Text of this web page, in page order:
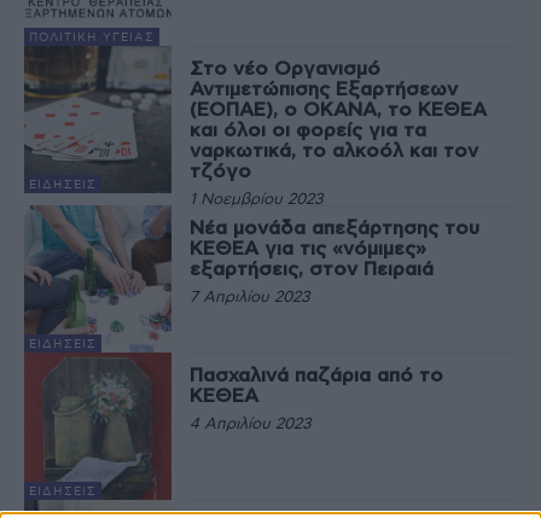
ΠΟΛΙΤΙΚΉ ΥΓΕΊΑΣ
ΕΙΔΉΣΕΙΣ
Στο νέο Οργανισμό
Αντιμετώπισης Εξαρτήσεων
(ΕΟΠΑΕ), ο ΟΚΑΝΑ, το ΚΕΘΕΑ
και όλοι οι φορείς για τα
ναρκωτικά, το αλκοόλ και τον
τζόγο
1 Νοεμβρίου 2023
ΕΙΔΉΣΕΙΣ
Νέα μονάδα απεξάρτησης του
ΚΕΘΕΑ για τις «νόμιμες»
εξαρτήσεις, στον Πειραιά
7 Απριλίου 2023
ΕΙΔΉΣΕΙΣ
Πασχαλινά παζάρια από το
ΚΕΘΕΑ
4 Απριλίου 2023